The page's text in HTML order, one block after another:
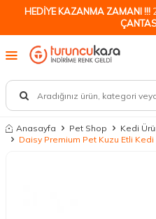
HEDİYE KAZANMA ZAMANI !!!
Anasayfa Pet Shop Kedi
Daisy Premium Pet Kuzu Etli